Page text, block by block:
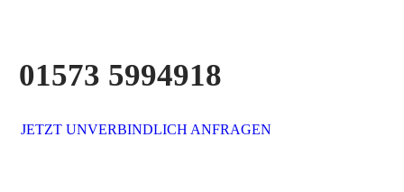
01573 5994918
JETZT UNVERBINDLICH ANFRAGEN